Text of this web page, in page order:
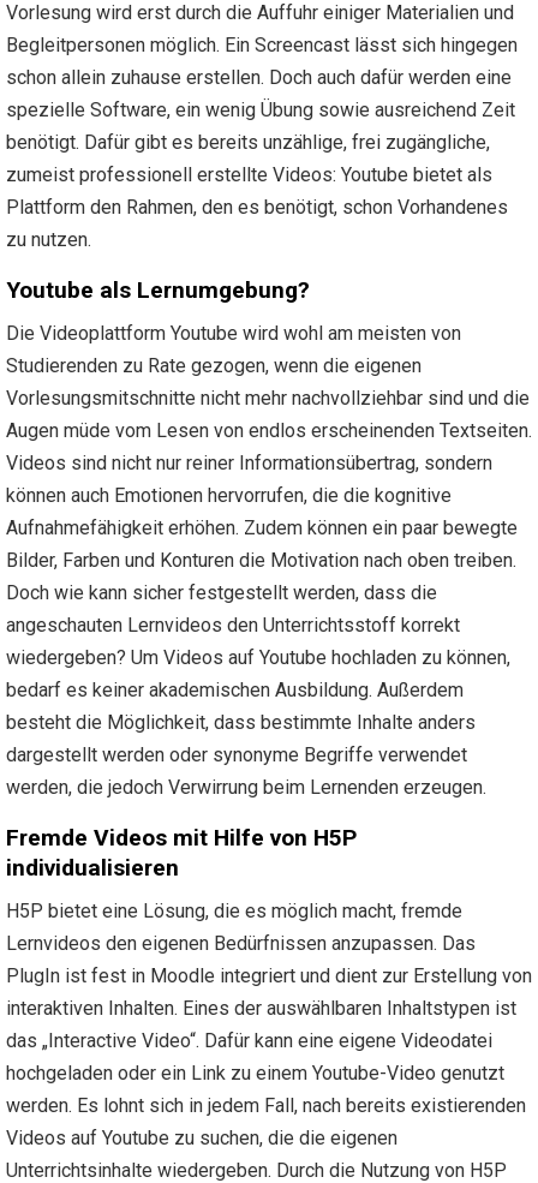
Vorlesung wird erst durch die Auffuhr einiger Materialien und
Begleitpersonen möglich. Ein Screencast lässt sich hingegen
schon allein zuhause erstellen. Doch auch dafür werden eine
spezielle Software, ein wenig Übung sowie ausreichend Zeit
benötigt. Dafür gibt es bereits unzählige, frei zugängliche,
zumeist professionell erstellte Videos: Youtube bietet als
Plattform den Rahmen, den es benötigt, schon Vorhandenes
zu nutzen.
Youtube als Lernumgebung?
Die Videoplattform Youtube wird wohl am meisten von
Studierenden zu Rate gezogen, wenn die eigenen
Vorlesungsmitschnitte nicht mehr nachvollziehbar sind und die
Augen müde vom Lesen von endlos erscheinenden Textseiten.
Videos sind nicht nur reiner Informationsübertrag, sondern
können auch Emotionen hervorrufen, die die kognitive
Aufnahmefähigkeit erhöhen. Zudem können ein paar bewegte
Bilder, Farben und Konturen die Motivation nach oben treiben.
Doch wie kann sicher festgestellt werden, dass die
angeschauten Lernvideos den Unterrichtsstoff korrekt
wiedergeben? Um Videos auf Youtube hochladen zu können,
bedarf es keiner akademischen Ausbildung. Außerdem
besteht die Möglichkeit, dass bestimmte Inhalte anders
dargestellt werden oder synonyme Begriffe verwendet
werden, die jedoch Verwirrung beim Lernenden erzeugen.
Fremde Videos mit Hilfe von H5P
individualisieren
H5P bietet eine Lösung, die es möglich macht, fremde
Lernvideos den eigenen Bedürfnissen anzupassen. Das
PlugIn ist fest in Moodle integriert und dient zur Erstellung von
interaktiven Inhalten. Eines der auswählbaren Inhaltstypen ist
das „Interactive Video“. Dafür kann eine eigene Videodatei
hochgeladen oder ein Link zu einem Youtube-Video genutzt
werden. Es lohnt sich in jedem Fall, nach bereits existierenden
Videos auf Youtube zu suchen, die die eigenen
Unterrichtsinhalte wiedergeben. Durch die Nutzung von H5P